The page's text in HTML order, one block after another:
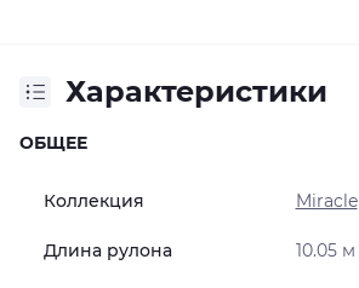
Характеристики
ОБЩЕЕ
Коллекция Miracle
Длина рулона 10.05 м